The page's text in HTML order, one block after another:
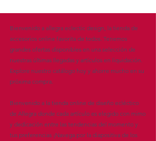
Bienvenido a allegra eclectic design, la tienda de
accesorios online favorita de todos. Tenemos
grandes ofertas disponibles en una selección de
nuestras últimas llegadas y artículos en liquidación.
Explore nuestro catálogo hoy y ahorre mucho en su
próxima compra.
Bienvenido a la tienda online de diseño ecléctico
de Allegra donde cada artículo es elegido con mimo
y dedicación entre las tendencias del momento y
tus preferencias ¡Navega por la diapositiva de los